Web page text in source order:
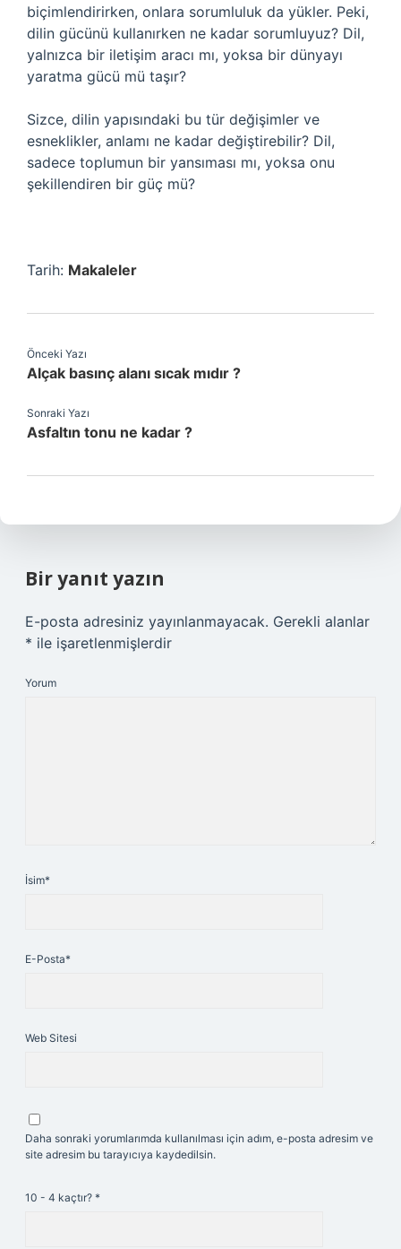
biçimlendirirken, onlara sorumluluk da yükler. Peki,
dilin gücünü kullanırken ne kadar sorumluyuz? Dil,
yalnızca bir iletişim aracı mı, yoksa bir dünyayı
yaratma gücü mü taşır?
Sizce, dilin yapısındaki bu tür değişimler ve
esneklikler, anlamı ne kadar değiştirebilir? Dil,
sadece toplumun bir yansıması mı, yoksa onu
şekillendiren bir güç mü?
Tarih: Makaleler
Önceki Yazı
Alçak basınç alanı sıcak mıdır ?
Sonraki Yazı
Asfaltın tonu ne kadar ?
Bir yanıt yazın
E-posta adresiniz yayınlanmayacak. Gerekli alanlar
* ile işaretlenmişlerdir
Yorum
İsim*
E-Posta*
Web Sitesi
Daha sonraki yorumlarımda kullanılması için adım, e-posta adresim ve
site adresim bu tarayıcıya kaydedilsin.
10 - 4 kaçtır? *